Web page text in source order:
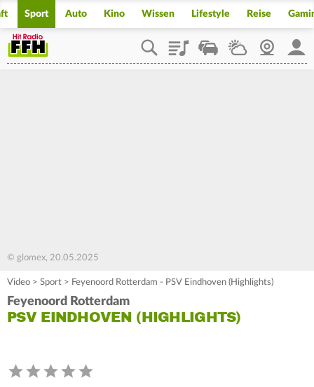
Sport Auto Kino Wissen Lifestyle Reise
PlaylistStaupilotWetterWebcam
© glomex, 20.05.2025
Video > Sport > Feyenoord Rotterdam - PSV Eindhoven (Highlights)
Feyenoord Rotterdam
PSV EINDHOVEN (HIGHLIGHTS)